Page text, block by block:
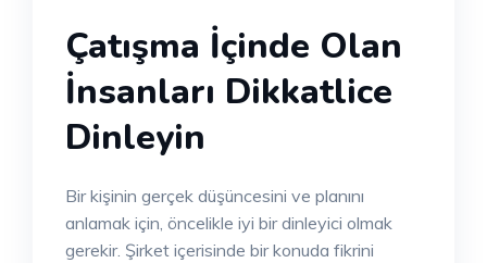
Çatışma İçinde Olan
İnsanları Dikkatlice
Dinleyin
Bir kişinin gerçek düşüncesini ve planını
anlamak için, öncelikle iyi bir dinleyici olmak
gerekir. Şirket içerisinde bir konuda fikrini